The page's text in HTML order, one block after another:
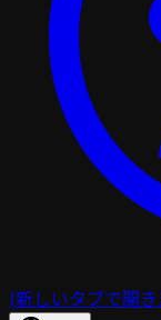
(新しいタブで開